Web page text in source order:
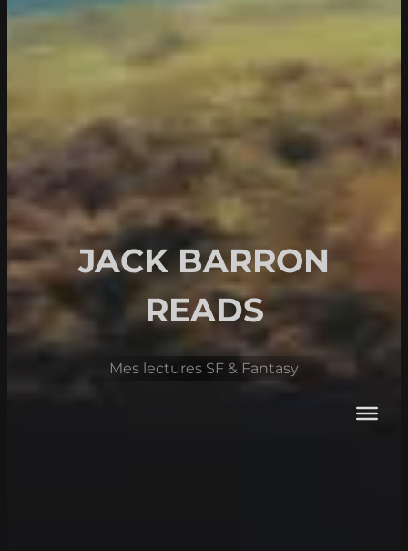
JACK BARRON
READS
Mes lectures SF & Fantasy